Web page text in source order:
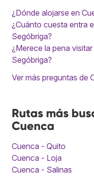
¿Dónde alojarse en
¿Cuánto cuesta entra
Segóbriga?
¿Merece la pena
Segóbriga?
Ver más preguntas de
Rutas más
Cuenca
Cuenca - Quito
Cuenca - Loja
Cuenca - Salinas